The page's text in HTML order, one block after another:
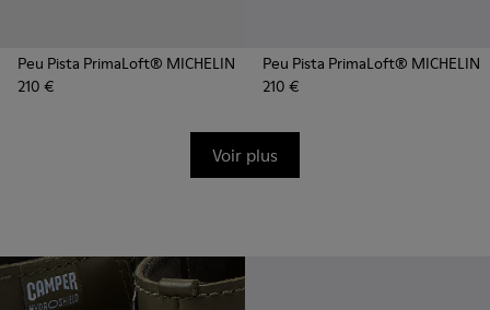
Peu Pista PrimaLoft® MICHELIN
210 €
Peu Pista PrimaLoft® MICHELIN
210 €
Voir plus